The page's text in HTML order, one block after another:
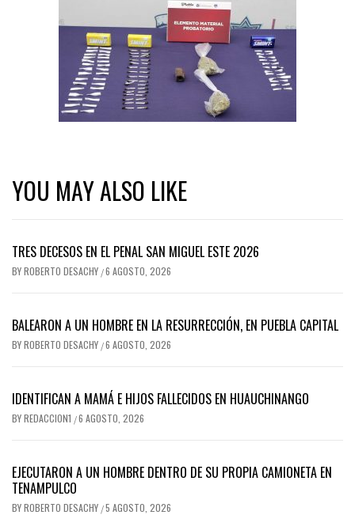
YOU MAY ALSO LIKE
TRES DECESOS EN EL PENAL SAN MIGUEL ESTE 2026
BYROBERTO DESACHY /6 AGOSTO, 2026
BALEARON A UN HOMBRE EN LA RESURRECCIÓN, EN PUEBLA CAPITAL
BYROBERTO DESACHY /6 AGOSTO, 2026
IDENTIFICAN A MAMÁ E HIJOS FALLECIDOS EN HUAUCHINANGO
BYREDACCION1 /6 AGOSTO, 2026
EJECUTARON A UN HOMBRE DENTRO DE SU PROPIA CAMIONETA EN
TENAMPULCO
BYROBERTO DESACHY /5 AGOSTO, 2026